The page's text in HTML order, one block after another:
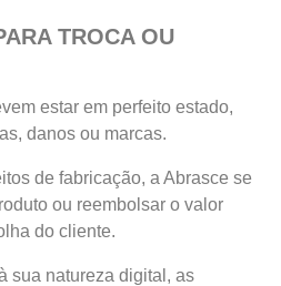
TROCA OU
estar em perfeito estado,
danos ou marcas.
de fabricação, a Abrasce se
ou reembolsar o valor
do cliente.
sua natureza digital, as